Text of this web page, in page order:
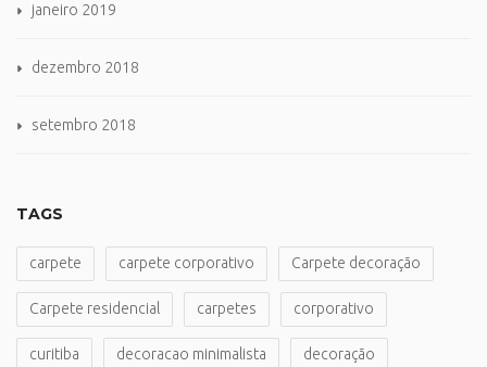
janeiro 2019
dezembro 2018
setembro 2018
TAGS
carpete carpete corporativo Carpete decoração
Carpete residencial carpetes corporativo
curitiba decoracao minimalista decoração